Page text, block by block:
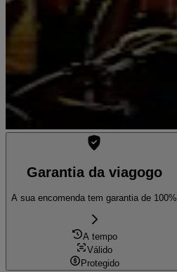
Garantia da viagogo
A sua encomenda tem garantia de 100%
A tempo
Válido
Protegido